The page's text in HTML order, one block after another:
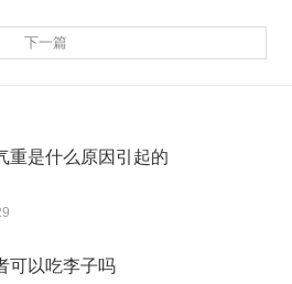
下一篇
重是什么原因引起的
可以吃李子吗